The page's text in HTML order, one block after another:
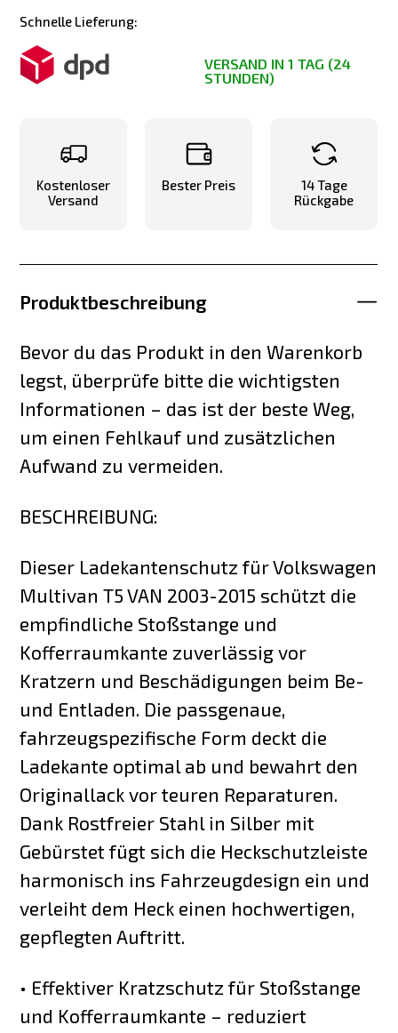
Schnelle Lieferung:
VERSAND IN 1 TAG (24
STUNDEN)
Kostenloser
Versand
Bester Preis
14 Tage
Rückgabe
Produktbeschreibung
Bevor du das Produkt in den Warenkorb
legst, überprüfe bitte die wichtigsten
Informationen – das ist der beste Weg,
um einen Fehlkauf und zusätzlichen
Aufwand zu vermeiden.
BESCHREIBUNG:
Dieser Ladekantenschutz für Volkswagen
Multivan T5 VAN 2003-2015 schützt die
empfindliche Stoßstange und
Kofferraumkante zuverlässig vor
Kratzern und Beschädigungen beim Be-
und Entladen. Die passgenaue,
fahrzeugspezifische Form deckt die
Ladekante optimal ab und bewahrt den
Originallack vor teuren Reparaturen.
Dank Rostfreier Stahl in Silber mit
Gebürstet fügt sich die Heckschutzleiste
harmonisch ins Fahrzeugdesign ein und
verleiht dem Heck einen hochwertigen,
gepflegten Auftritt.
• Effektiver Kratzschutz für Stoßstange
und Kofferraumkante – reduziert